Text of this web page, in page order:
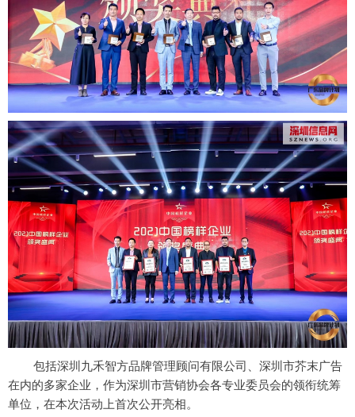
包括深圳九禾智方品牌管理顾问有限公司、深圳市芥末广告
在内的多家企业，作为深圳市营销协会各专业委员会的领衔统筹
单位，在本次活动上首次公开亮相。